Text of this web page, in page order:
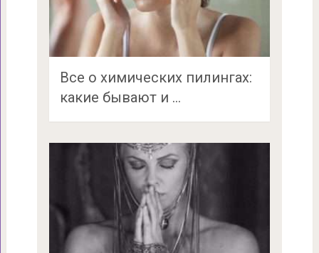
Все о химических пилингах:
какие бывают и …